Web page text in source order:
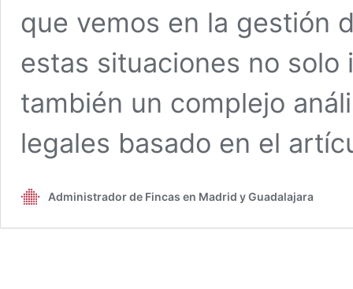
que vemos en la gestión
estas situaciones no
también un complejo
legales basado en el
Administrador de Fincas en Madrid y Guadalajara